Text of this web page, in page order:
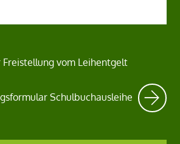
Freistellung vom Leihentgelt
Schulbuchausleihe